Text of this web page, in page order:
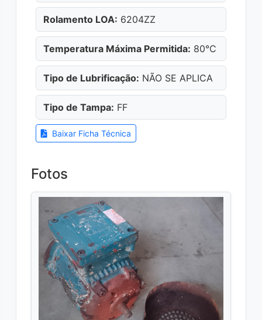
Rolamento LOA: 6204ZZ
Temperatura Máxima Permitida: 80°C
Tipo de Lubrificação: NÃO SE APLICA
Tipo de Tampa: FF
Baixar Ficha Técnica
Fotos